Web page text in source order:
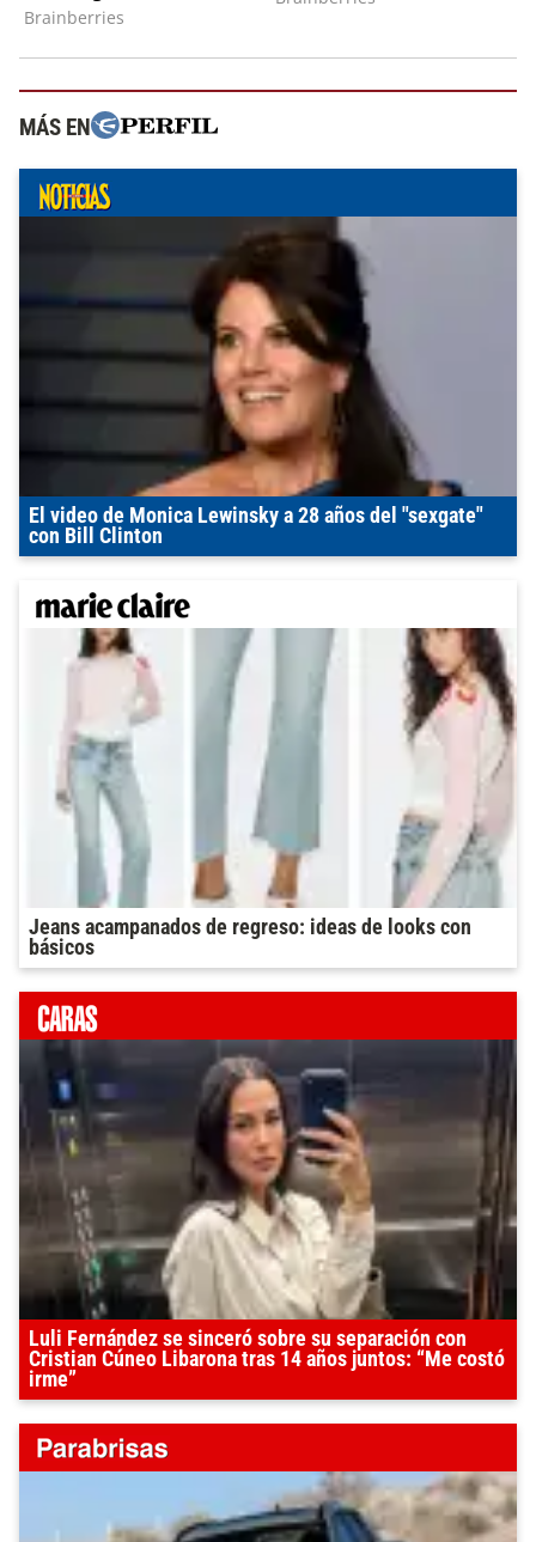
MÁS EN
El video de Monica Lewinsky a 28 años del "sexgate"
con Bill Clinton
Jeans acampanados de regreso: ideas de looks con
básicos
Luli Fernández se sinceró sobre su separación con
Cristian Cúneo Libarona tras 14 años juntos: “Me costó
irme”